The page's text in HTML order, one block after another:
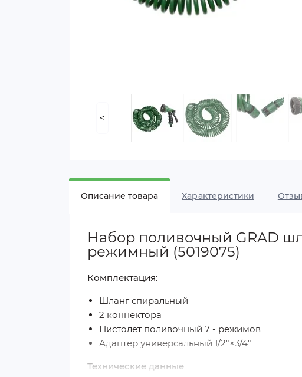
<
Описание товара Характеристики
Набор поливочный GRAD
режимный (5019075)
Комплектация:
Шланг спиральный
2 коннектора
Пистолет поливочный 7 - режимов
Адаптер универсальный 1/2"×3/4"
Технические данные